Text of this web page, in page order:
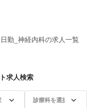
日勤_神経内科の求人一覧
求人検索
診療科を選択